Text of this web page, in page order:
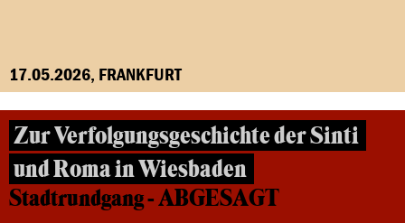
17.05.2026, FRANKFURT
Zur Verfolgungsgeschichte der Sinti
und Roma in Wiesbaden
Stadtrundgang - ABGESAGT